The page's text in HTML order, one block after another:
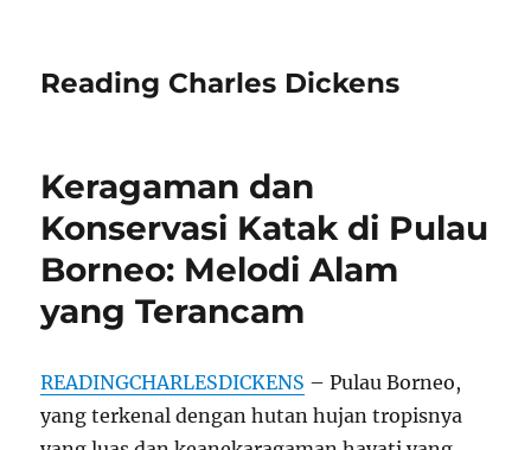
Reading Charles Dickens
Keragaman dan
Konservasi Katak di Pulau
Borneo: Melodi Alam
yang Terancam
READINGCHARLESDICKENS – Pulau Borneo,
yang terkenal dengan hutan hujan tropisnya